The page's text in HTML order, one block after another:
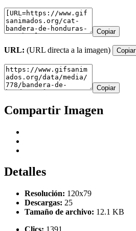
Copiar
URL: (URL directa a la imagen) Copiar
Copiar
Compartir Imagen
Detalles
Resolución: 120x79
Descargas: 25
Tamaño de archivo: 12.1 KB